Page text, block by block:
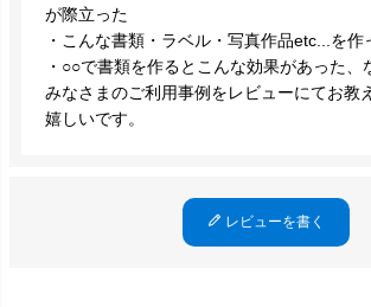
が際立った
・こんな書類・ラベル・写真作品etc...を作
・○○で書類を作るとこんな効果があった、
みなさまのご利用事例をレビューにてお教
嬉しいです。
レビューを書く